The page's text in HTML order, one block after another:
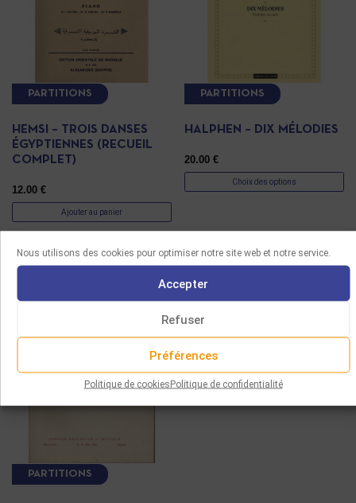
Nous utilisons des cookies pour optimiser notre site web et notre service.
Accepter
Refuser
Préférences
Politique de cookiesPolitique de confidentialité
PARTITIONS
HEMSI – TROIS DANSES
ÉGYPTIENNES (RECUEIL
COMPLET)
12.00 €
Ajouter au panier
PARTITIONS
HALPHEN – DIX MÉLODIES
20.00€
Choix des options
PARTITIONS